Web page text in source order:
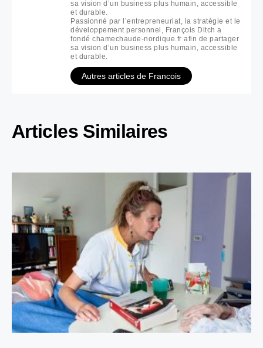
sa vision d’un business plus humain, accessible
et durable.
Passionné par l’entrepreneuriat, la stratégie et le
développement personnel, François Ditch a
fondé chamechaude-nordique.fr afin de partager
sa vision d’un business plus humain, accessible
et durable.
Autres articles de Francois
Articles Similaires